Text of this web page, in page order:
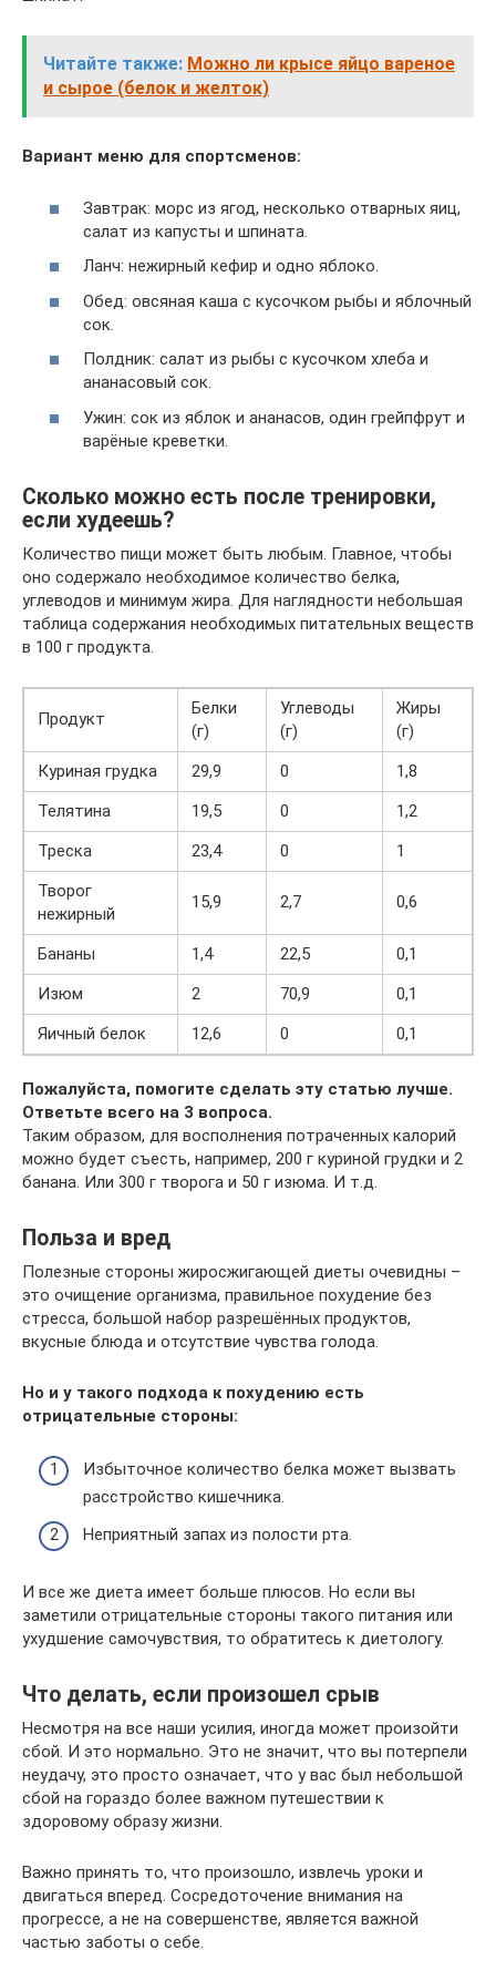
Читайте также: Можно ли крысе яйцо вареное
и сырое (белок и желток)
Вариант меню для спортсменов:
Завтрак: морс из ягод, несколько отварных яиц,
салат из капусты и шпината.
Ланч: нежирный кефир и одно яблоко.
Обед: овсяная каша с кусочком рыбы и яблочный
сок.
Полдник: салат из рыбы с кусочком хлеба и
ананасовый сок.
Ужин: сок из яблок и ананасов, один грейпфрут и
варёные креветки.
Сколько можно есть после тренировки,
если худеешь?
Количество пищи может быть любым. Главное, чтобы
оно содержало необходимое количество белка,
углеводов и минимум жира. Для наглядности небольшая
таблица содержания необходимых питательных веществ
в 100 г продукта.
Продукт
Белки
(г)
Углеводы
(г)
Жиры
(г)
Куриная грудка
29,9 0
1,8
Телятина
19,5 0
1,2
Треска
23,4 0
1
Творог
нежирный
15,9 2,7 0,6
Бананы 1,4 22,5
0,1
Изюм
2 70,9
0,1
Яичный белок
12,6 0 0,1
Пожалуйста, помогите сделать эту статью лучше.
Ответьте всего на 3 вопроса.
Таким образом, для восполнения потраченных калорий
можно будет съесть, например, 200 г куриной грудки и 2
банана. Или 300 г творога и 50 г изюма. И т.д.
Польза и вред
Полезные стороны жиросжигающей диеты очевидны –
это очищение организма, правильное похудение без
стресса, большой набор разрешённых продуктов,
вкусные блюда и отсутствие чувства голода.
Но и у такого подхода к похудению есть
отрицательные стороны:
Избыточное количество белка может вызвать
расстройство кишечника.
Неприятный запах из полости рта.
И все же диета имеет больше плюсов. Но если вы
заметили отрицательные стороны такого питания или
ухудшение самочувствия, то обратитесь к диетологу.
Что делать, если произошел срыв
Несмотря на все наши усилия, иногда может произойти
сбой. И это нормально. Это не значит, что вы потерпели
неудачу, это просто означает, что у вас был небольшой
сбой на гораздо более важном путешествии к
здоровому образу жизни.
Важно принять то, что произошло, извлечь уроки и
двигаться вперед. Сосредоточение внимания на
прогрессе, а не на совершенстве, является важной
частью заботы о себе.